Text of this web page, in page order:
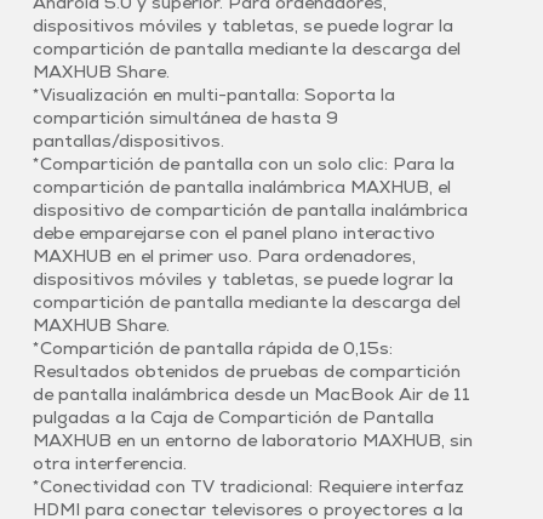
dispositivos móviles y tabletas, se puede lograr la
compartición de pantalla mediante la descarga del
MAXHUB Share.
*Visualización en multi-pantalla: Soporta la
compartición simultánea de hasta 9
pantallas/dispositivos.
*Compartición de pantalla con un solo clic: Para la
compartición de pantalla inalámbrica MAXHUB, el
dispositivo de compartición de pantalla inalámbrica
debe emparejarse con el panel plano interactivo
MAXHUB en el primer uso. Para ordenadores,
dispositivos móviles y tabletas, se puede lograr la
compartición de pantalla mediante la descarga del
MAXHUB Share.
*Compartición de pantalla rápida de 0,15s:
Resultados obtenidos de pruebas de compartición
de pantalla inalámbrica desde un MacBook Air de 11
pulgadas a la Caja de Compartición de Pantalla
MAXHUB en un entorno de laboratorio MAXHUB, sin
otra interferencia.
*Conectividad con TV tradicional: Requiere interfaz
HDMI para conectar televisores o proyectores a la